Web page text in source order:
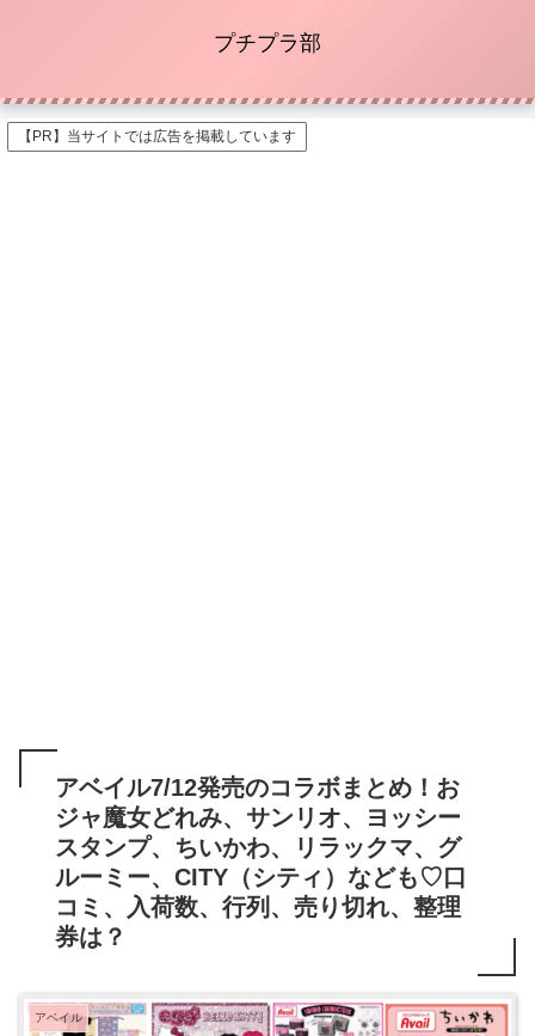
プチプラ部
【PR】当サイトでは広告を掲載しています
アベイル7/12発売のコラボまとめ！お
ジャ魔女どれみ、サンリオ、ヨッシー
スタンプ、ちいかわ、リラックマ、グ
ルーミー、CITY（シティ）なども♡口
コミ、入荷数、行列、売り切れ、整理
券は？
アベイル